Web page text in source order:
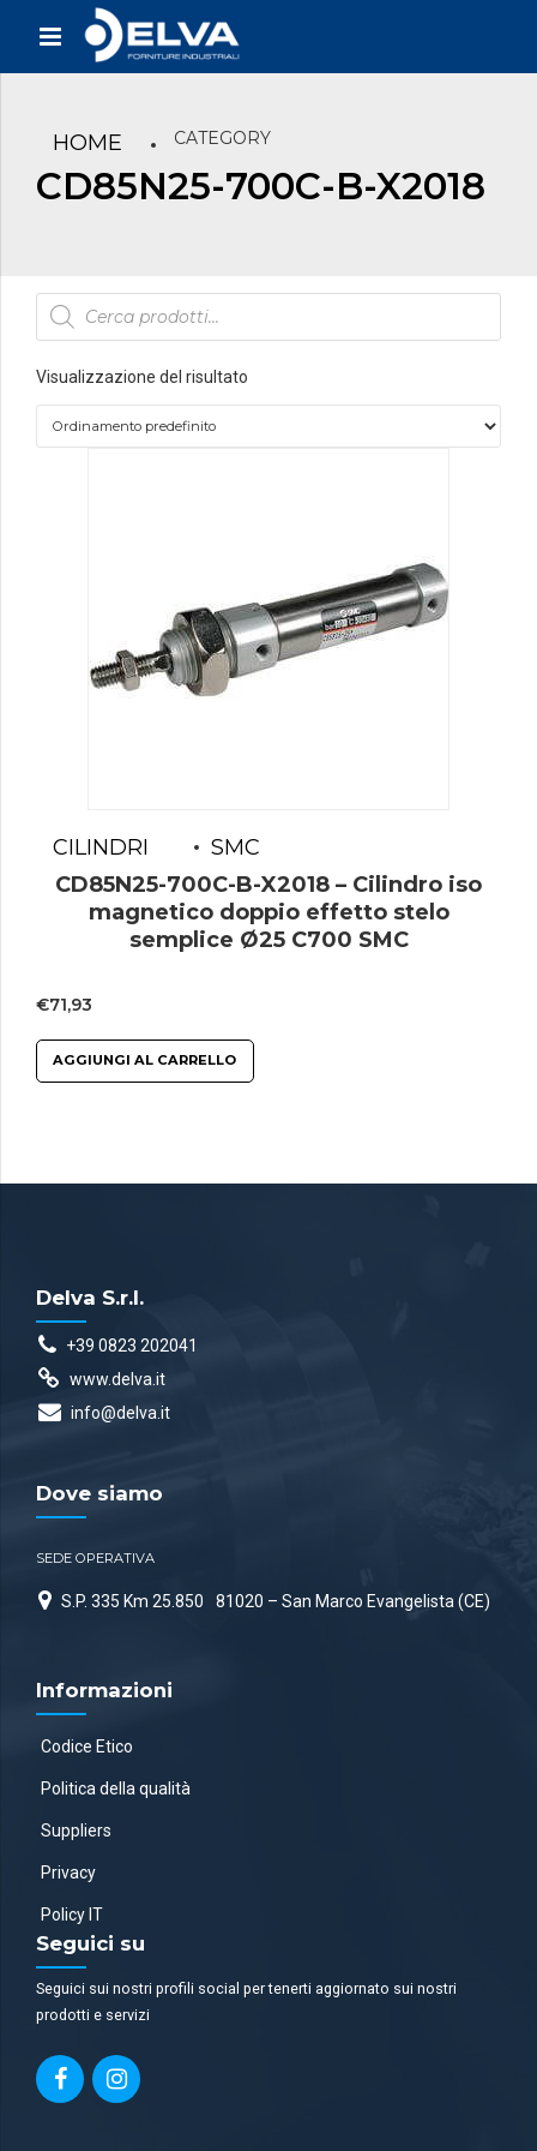
HOME CATEGORY
CD85N25-700C-B-X2018
Products
search
Visualizzazione del risultato
CILINDRI
SMC
CD85N25-700C-B-X2018 – Cilindro iso
magnetico doppio effetto stelo
semplice Ø25 C700 SMC
€71,93
AGGIUNGI AL CARRELLO
Delva S.r.l.
+39 0823 202041
www.delva.it
info@delva.it
Dove siamo
SEDE OPERATIVA
S.P. 335 Km 25.850 81020 – San Marco Evangelista (CE)
Informazioni
Codice Etico
Politica della qualità
Suppliers
Privacy
Policy IT
Seguici su
Seguici sui nostri profili social per tenerti aggiornato sui nostri
prodotti e servizi